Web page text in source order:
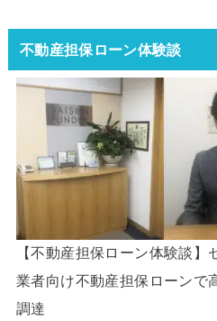
不動産担保ローン体験談
【不動産担保ローン体験談
業者向け不動産担保ローンで
調達